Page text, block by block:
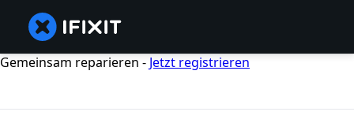
Gemeinsam reparieren - Jetzt registrieren